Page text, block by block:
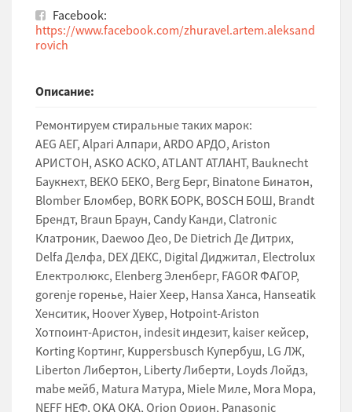
Facebook:
https://www.facebook.com/zhuravel.artem.aleksand
rovich
Описание:
Ремонтируем стиральные таких марок:
AEG АЕГ, Alpari Алпари, ARDO АРДО, Ariston
АРИСТОН, ASKO АСКО, ATLANT АТЛАНТ, Bauknecht
Баукнехт, BEKO БЕКО, Berg Берг, Binatone Бинатон,
Blomber Бломбер, BORK БОРК, BOSCH БОШ, Brandt
Брендт, Braun Браун, Candy Канди, Clatronic
Клатроник, Daewoo Део, De Dietrich Де Дитрих,
Delfa Делфа, DEX ДЕКС, Digital Диджитал, Electrolux
Електролюкс, Elenberg Эленберг, FAGOR ФАГОР,
gorenje горенье, Haier Хеер, Hansa Ханса, Hanseatik
Хенситик, Hoover Хувер, Hotpoint-Ariston
Хотпоинт-Аристон, indesit индезит, kaiser кейсер,
Korting Кортинг, Kuppersbusch Купербуш, LG ЛЖ,
Liberton Либертон, Liberty Либерти, Loyds Лойдз,
mabe мейб, Matura Матура, Miele Миле, Mora Мора,
NEFF НЕФ, OKA ОКА, Orion Орион, Panasonic